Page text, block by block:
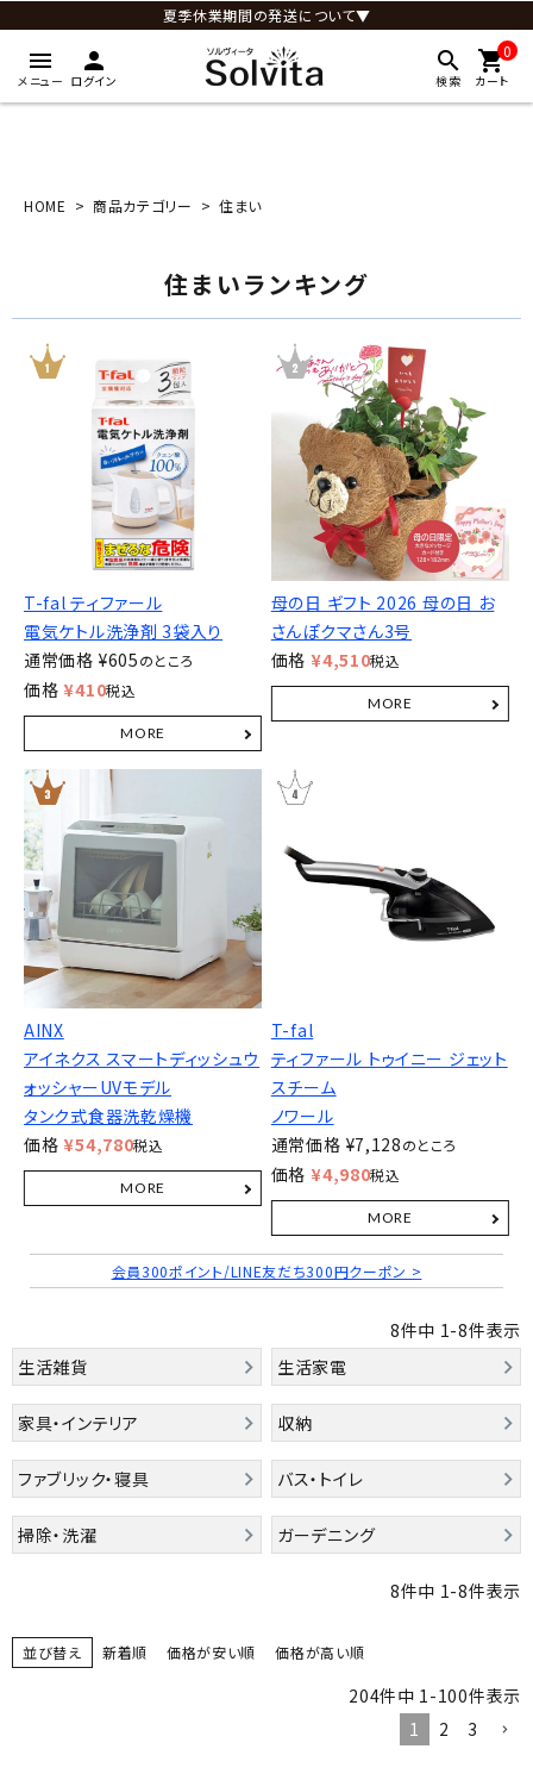
夏季休業期間の発送について▼
menu
メニュー
person
ログイン
search
検索
0
shopping_cart
カート
HOME 商品カテゴリー 住まい
住まいランキング
T-fal ティファール
電気ケトル洗浄剤 3袋入り
通常価格 ¥605のところ
価格 ¥410税込
母の日 ギフト 2026 母の日 お
さんぽクマさん3号
価格 ¥4,510税込
AINX
アイネクス スマートディッシュウ
ォッシャーUVモデル
タンク式食器洗乾燥機
価格 ¥54,780税込
T-fal
ティファール トゥイニー ジェット
スチーム
ノワール
通常価格 ¥7,128のところ
価格 ¥4,980税込
会員300ポイント/LINE友だち300円クーポン >
8件中 1-8件表示
生活雑貨
生活家電
家具・インテリア 収納
ファブリック・寝具 バス・トイレ
掃除・洗濯 ガーデニング
8件中 1-8件表示
並び替え 新着順 価格が安い順 価格が高い順
204件中 1 -100件表示
1
2 3